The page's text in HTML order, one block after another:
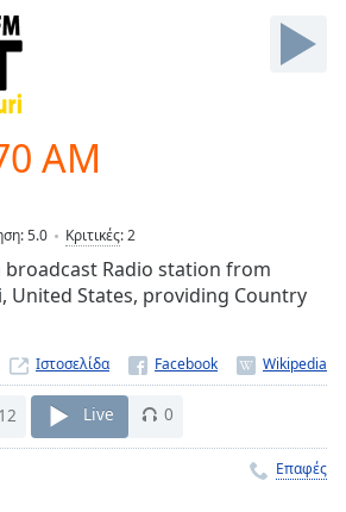
AM
5.0 Κριτικές:2
broadcast Radio station from
United States, providing Country
Ιστοσελίδα
12 Live 0
Επαφές